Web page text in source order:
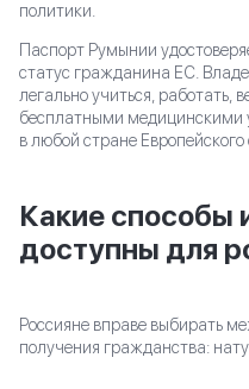
политики.
Паспорт Румынии
статус гражданина ЕС.
легально учиться, работать,
бесплатными медицинскими
в любой стране Европейского
Какие способы
доступны для
Россияне вправе выбирать
получения гражданства: